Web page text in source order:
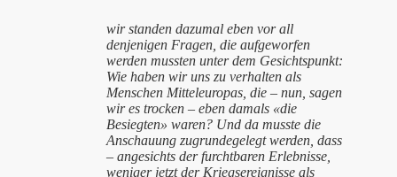
wir standen dazumal eben vor all
denjenigen Fragen, die aufgeworfen
werden mussten unter dem Gesichtspunkt:
Wie haben wir uns zu verhalten als
Menschen Mitteleuropas, die – nun, sagen
wir es trocken – eben damals «die
Besiegten» waren? Und da musste die
Anschauung zugrundegelegt werden, dass
– angesichts der furchtbaren Erlebnisse,
weniger jetzt der Kriegsereignisse als